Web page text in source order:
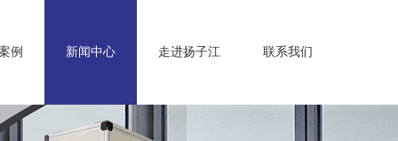
例 新闻中心 走进扬子江 联系我们